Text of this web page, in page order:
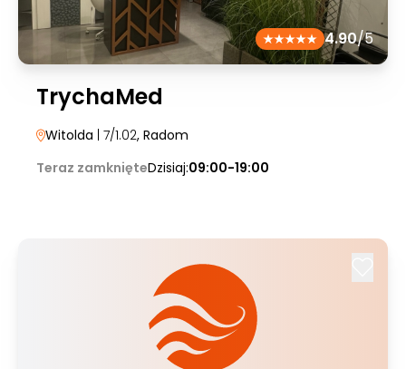
4.90/5
TrychaMed
Witolda | 7/1.02, Radom
Teraz zamknięteDzisiaj:09:00-19:00